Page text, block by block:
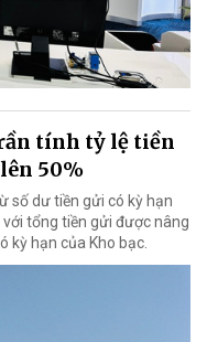
tính tỷ lệ tiền
50%
số dư tiền gửi có kỳ hạn
với tổng tiền gửi được nâng
kỳ hạn của Kho bạc.